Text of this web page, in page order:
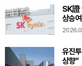
SK證
상승
유진
상향”